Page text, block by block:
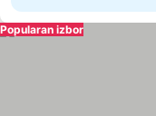
Popularan izbor